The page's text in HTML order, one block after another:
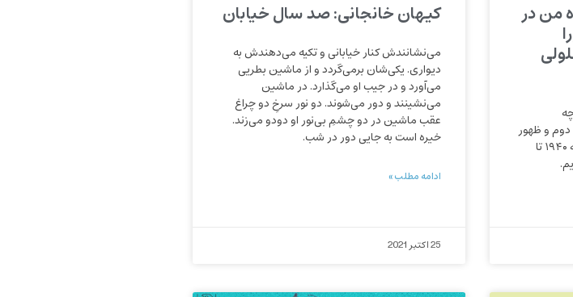
من در
دوم و ظهور
فاشیسم و کمونیسم در سال‌های دهه ۱۹۴۰ تا
کیهان خانجانی: صد سال خیابان
می‌نشانندش کنار خیابانی و تکیه می‌دهندش به
دیواری. یکی‌شان برمی‌گردد و از ماشین بطریی
می‌آورد و در جیب او می‌گذارد. در ماشین
می‌نشینند و دور می‌شوند. دو نور سرخِ دو چراغ
عقب ماشین در دو چشمِ بی‌نور او دودو می‌زند.
خیره است به جایی دور در شب.
ادامه مطلب »
25 اکتبر 2021